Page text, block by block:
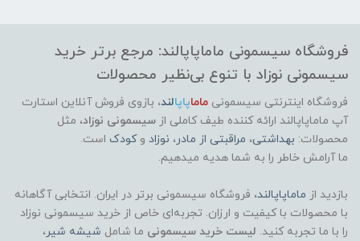
فروشگاه سیسمونی ماماپاپالند: مرجع برتر خرید
سیسمونی نوزاد با تنوع بی‌نظیر محصولات
فروشگاه اینترنتی سیسمونی ماماپاپالند، بازوی فروش آنلاین استارت
آپ ماماپاپالند ارائه کننده طیف کاملی از سیسمونی نوزاد، مثل
محصولات: بهداشتی، مراقبتی از مادر، نوزاد وکودک است.
ما آرامش خاطر را به شما هدیه میدهیم.
بازدید از ماماپاپالند، فروشگاه سیسمونی برتر در ایران. انتخابی آگاهانه
با محصولات با کیفیت و ارزان. تجربه‌ای خاص از خرید سیسمونی نوزاد
را با ما تجربه کنید. لیست خرید سیسمونی ما شامل شیشه شیر،